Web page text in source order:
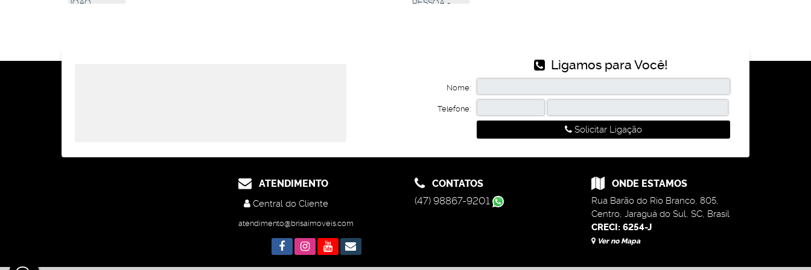
Ligamos para Você!
Nome:
Telefone:
Solicitar Ligação
ATENDIMENTO
Central do Cliente
atendimento@brisaimoveis.com
CONTATOS
(47) 98867-9201
ONDE ESTAMOS
Rua Barão do Rio Branco, 805,
Centro, Jaraguá do Sul SC, Brasil
CRECI: 6254-J
Ver no Mapa